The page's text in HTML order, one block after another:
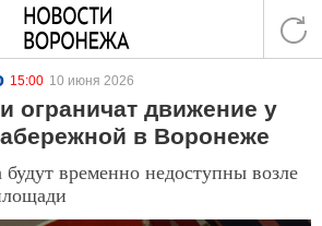
15:00 10 июня 2026
ограничат движение у
в Воронеже
временно недоступны возле